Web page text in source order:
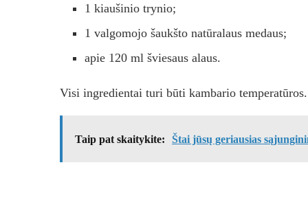
1 kiaušinio trynio;
1 valgomojo šaukšto natūralaus medaus;
apie 120 ml šviesaus alaus.
Visi ingredientai turi būti kambario temperatūros.
Taip pat skaitykite: Štai jūsų geriausias